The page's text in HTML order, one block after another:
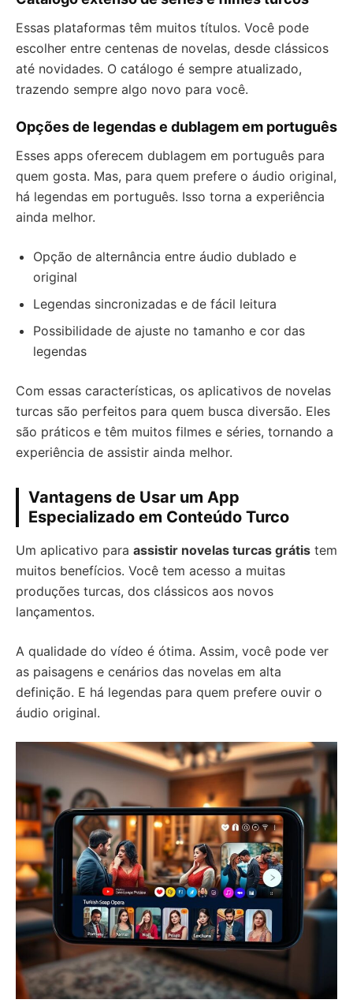
Essas plataformas têm muitos títulos. Você pode
escolher entre centenas de novelas, desde clássicos
até novidades. O catálogo é sempre atualizado,
trazendo sempre algo novo para você.
Opções de legendas e dublagem em português
Esses apps oferecem dublagem em português para
quem gosta. Mas, para quem prefere o áudio original,
há legendas em português. Isso torna a experiência
ainda melhor.
Opção de alternância entre áudio dublado e
original
Legendas sincronizadas e de fácil leitura
Possibilidade de ajuste no tamanho e cor das
legendas
Com essas características, os aplicativos de novelas
turcas são perfeitos para quem busca diversão. Eles
são práticos e têm muitos filmes e séries, tornando a
experiência de assistir ainda melhor.
Vantagens de Usar um App
Especializado em Conteúdo Turco
Um aplicativo para assistir novelas turcas grátis tem
muitos benefícios. Você tem acesso a muitas
produções turcas, dos clássicos aos novos
lançamentos.
A qualidade do vídeo é ótima. Assim, você pode ver
as paisagens e cenários das novelas em alta
definição. E há legendas para quem prefere ouvir o
áudio original.